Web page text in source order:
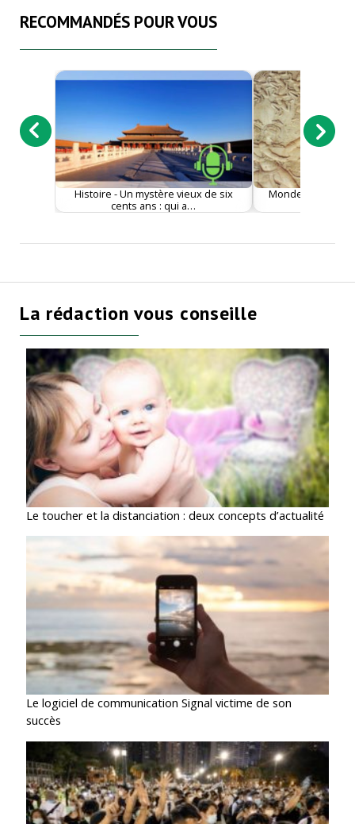
RECOMMANDÉS POUR VOUS
Histoire - Un mystère vieux de six
cents ans : qui a…
Monde - Organes
La rédaction vous conseille
Le toucher et la distanciation : deux concepts d’actualité
Le logiciel de communication Signal victime de son
succès